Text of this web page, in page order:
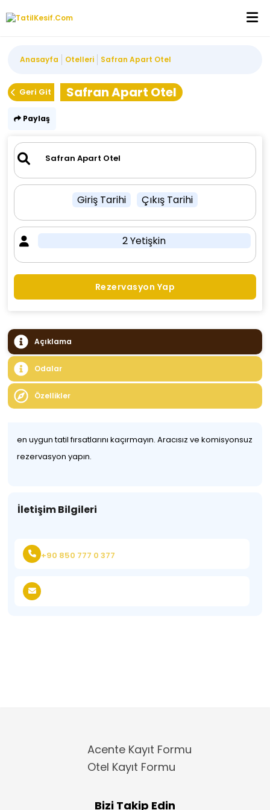
Anasayfa Otelleri Safran Apart Otel
Geri Git Safran Apart Otel
Paylaş
Giriş Tarihi Çıkış Tarihi
2 Yetişkin
Rezervasyon Yap
Açıklama
Odalar
Özellikler
en uygun tatil fırsatlarını kaçırmayın. Aracısız ve komisyonsuz
rezervasyon yapın.
İletişim Bilgileri
+90 850 777 0 377
Acente Kayıt Formu
Otel Kayıt Formu
Bizi Takip Edin